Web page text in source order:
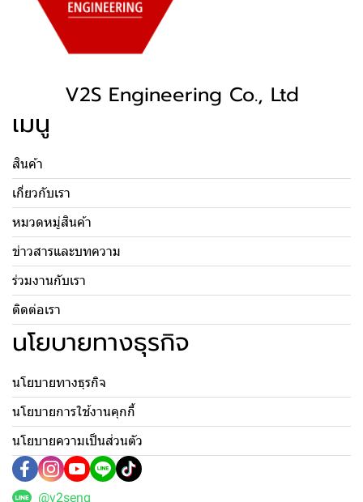
V2S Engineering Co., Ltd
เมนู
สินค้า
เกี่ยวกับเรา
หมวดหมู่สินค้า
ข่าวสารและบทความ
ร่วมงานกับเรา
ติดต่อเรา
นโยบายทางธุรกิจ
นโยบายทางธุรกิจ
นโยบายการใช้งานคุกกี้
นโยบายความเป็นส่วนตัว
@v2seng